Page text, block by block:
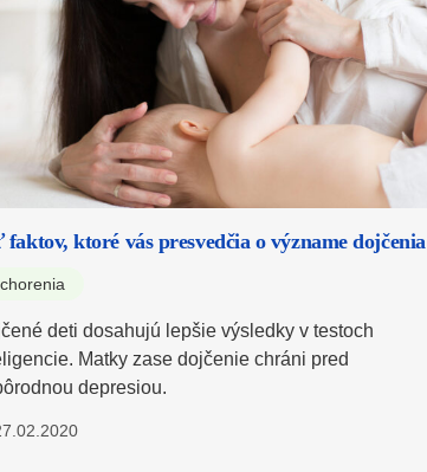
faktov, ktoré vás presvedčia o význame dojčenia
deti dosahujú lepšie výsledky v testoch
Matky zase dojčenie chráni pred
depresiou.